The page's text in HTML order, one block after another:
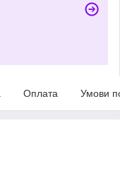
Оплата Умови